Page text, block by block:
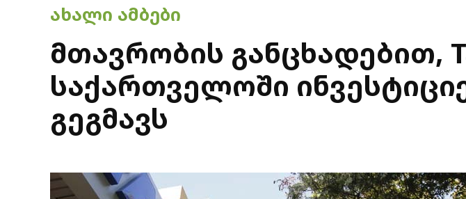
POSTED
ᲐᲮᲐᲚᲘ ᲐᲛᲑᲔᲑᲘ
მთავრობის განცხადებით,
საქართველოში
გეგმავს